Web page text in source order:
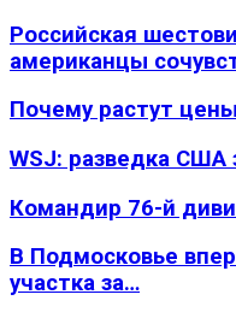
Российская
американцы
Почему растут
WSJ: разведка США
Командир 76-й
В Подмосковье
участка за…